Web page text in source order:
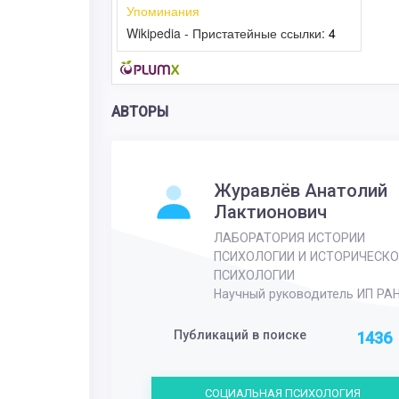
Упоминания
Wikipedia - Пристатейные ссылки: 4
АВТОРЫ
Журавлёв Анатолий
Лактионович
ЛАБОРАТОРИЯ ИСТОРИИ
ПСИХОЛОГИИ И
ПСИХОЛОГИИ
Научный руководитель ИП
Публикаций в поиске 1436
СОЦИАЛЬНАЯ ПСИХОЛОГИЯ